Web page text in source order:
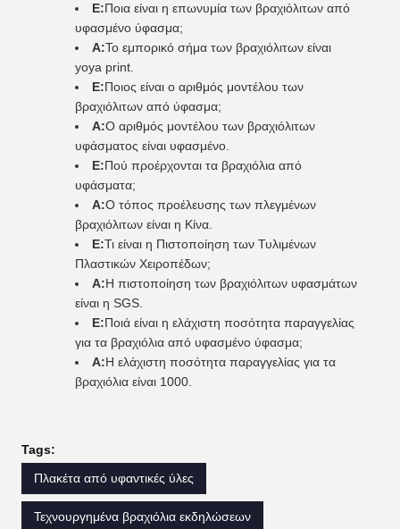
Ε:Ποια είναι η επωνυμία των βραχιόλιτων από
υφασμένο ύφασμα;
Α:Το εμπορικό σήμα των βραχιόλιτων είναι
yoya print.
Ε:Ποιος είναι ο αριθμός μοντέλου των
βραχιόλιτων από ύφασμα;
Α:Ο αριθμός μοντέλου των βραχιόλιτων
υφάσματος είναι υφασμένο.
Ε:Πού προέρχονται τα βραχιόλια από
υφάσματα;
Α:Ο τόπος προέλευσης των πλεγμένων
βραχιόλιτων είναι η Κίνα.
Ε:Τι είναι η Πιστοποίηση των Τυλιμένων
Πλαστικών Χειροπέδων;
Α:Η πιστοποίηση των βραχιόλιτων υφασμάτων
είναι η SGS.
Ε:Ποιά είναι η ελάχιστη ποσότητα παραγγελίας
για τα βραχιόλια από υφασμένο ύφασμα;
Α:Η ελάχιστη ποσότητα παραγγελίας για τα
βραχιόλια είναι 1000.
Tags:
Πλακέτα από υφαντικές ύλες
Τεχνουργημένα βραχιόλια εκδηλώσεων